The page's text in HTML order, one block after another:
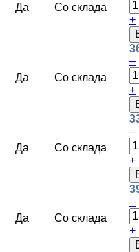
Да Со склада
+
Да Со склада
–
+
Да Со склада
–
+
Да Со склада
–
+